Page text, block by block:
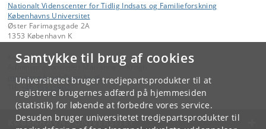
Samtykke til brug af cookies
Universitetet bruger tredjepartsprodukter til at
registrere brugernes adfærd på hjemmesiden
(statistik) for løbende at forbedre vores service.
Desuden bruger universitetet tredjepartsprodukter til
Nationalt Videnscenter for Tidlig Indsats og Familieforskning
Københavns Universitet
Øster Farimagsgade 2A
1353 København K
Kontakt:
Administrationsleder Marianne T. Krogh
marianne.krogh@ psy.ku.dk
KØBENHAVNS UNIVERSITET